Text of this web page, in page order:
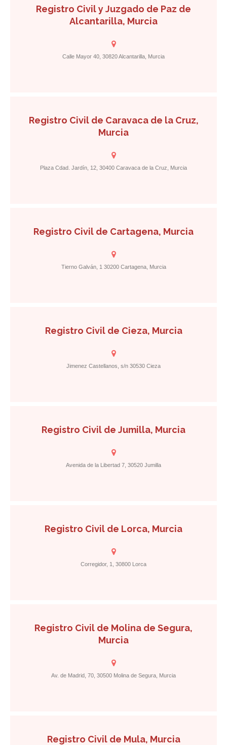
Registro Civil y Juzgado de Paz de
Alcantarilla, Murcia
Calle Mayor 40, 30820 Alcantarilla, Murcia
Registro Civil de Caravaca de la Cruz,
Murcia
Plaza Cdad. Jardín, 12, 30400 Caravaca de la Cruz, Murcia
Registro Civil de Cartagena, Murcia
Tierno Galván, 1 30200 Cartagena, Murcia
Registro Civil de Cieza, Murcia
Jimenez Castellanos, s/n 30530 Cieza
Registro Civil de Jumilla, Murcia
Avenida de la Libertad 7, 30520 Jumilla
Registro Civil de Lorca, Murcia
Corregidor, 1, 30800 Lorca
Registro Civil de Molina de Segura,
Murcia
Av. de Madrid, 70, 30500 Molina de Segura, Murcia
Registro Civil de Mula, Murcia